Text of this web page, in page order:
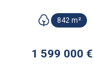
842 m²
1 599 000 €